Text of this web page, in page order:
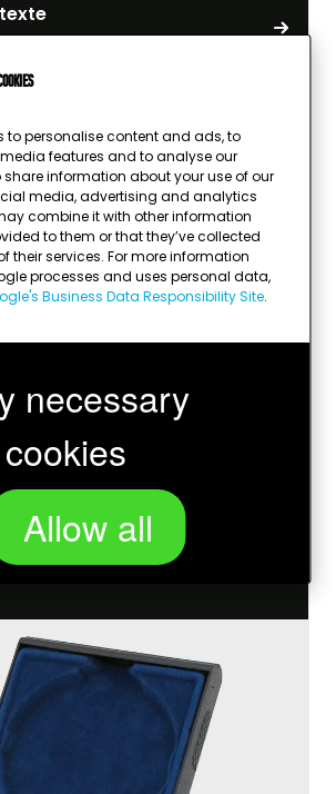
to personalise content and ads, to
features and to analyse our
share information about your use of our
media, advertising and analytics
combine it with other information
to them or that they’ve collected
their services. For more information
processes and uses personal data,
Business Data Responsibility Site.
necessary
cookies
Allow all